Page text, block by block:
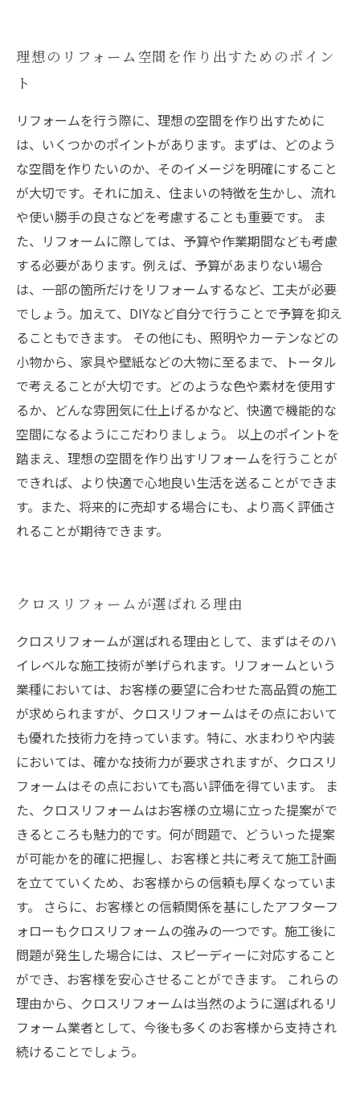
理想のリフォーム空間を作り出すためのポイン
ト
リフォームを行う際に、理想の空間を作り出すために
は、いくつかのポイントがあります。まずは、どのよう
な空間を作りたいのか、そのイメージを明確にすること
が大切です。それに加え、住まいの特徴を生かし、流れ
や使い勝手の良さなどを考慮することも重要です。 ま
た、リフォームに際しては、予算や作業期間なども考慮
する必要があります。例えば、予算があまりない場合
は、一部の箇所だけをリフォームするなど、工夫が必要
でしょう。加えて、DIYなど自分で行うことで予算を抑え
ることもできます。 その他にも、照明やカーテンなどの
小物から、家具や壁紙などの大物に至るまで、トータル
で考えることが大切です。どのような色や素材を使用す
るか、どんな雰囲気に仕上げるかなど、快適で機能的な
空間になるようにこだわりましょう。 以上のポイントを
踏まえ、理想の空間を作り出すリフォームを行うことが
できれば、より快適で心地良い生活を送ることができま
す。また、将来的に売却する場合にも、より高く評価さ
れることが期待できます。
クロスリフォームが選ばれる理由
クロスリフォームが選ばれる理由として、まずはそのハ
イレベルな施工技術が挙げられます。リフォームという
業種においては、お客様の要望に合わせた高品質の施工
が求められますが、クロスリフォームはその点において
も優れた技術力を持っています。特に、水まわりや内装
においては、確かな技術力が要求されますが、クロスリ
フォームはその点においても高い評価を得ています。 ま
た、クロスリフォームはお客様の立場に立った提案がで
きるところも魅力的です。何が問題で、どういった提案
が可能かを的確に把握し、お客様と共に考えて施工計画
を立てていくため、お客様からの信頼も厚くなっていま
す。 さらに、お客様との信頼関係を基にしたアフターフ
ォローもクロスリフォームの強みの一つです。施工後に
問題が発生した場合には、スピーディーに対応すること
ができ、お客様を安心させることができます。 これらの
理由から、クロスリフォームは当然のように選ばれるリ
フォーム業者として、今後も多くのお客様から支持され
続けることでしょう。